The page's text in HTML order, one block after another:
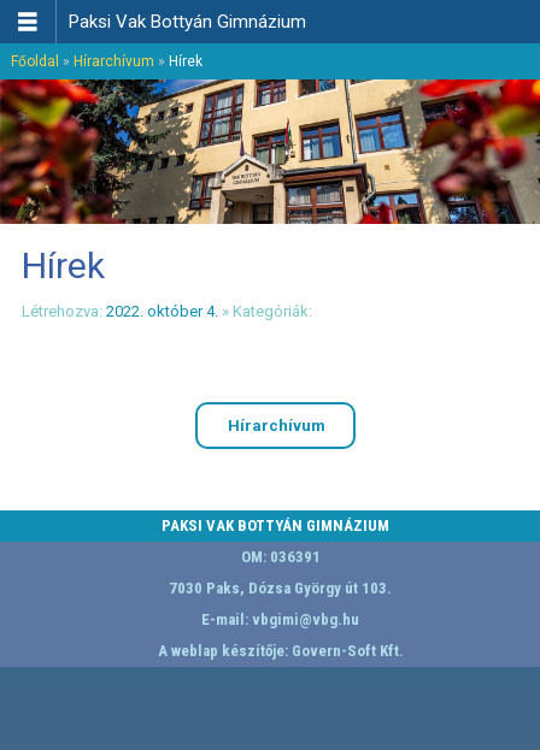
 Paksi Vak Bottyán Gimnázium
Főoldal » Hírarchívum » Hírek
Hírek
Létrehozva: 2022. október 4. » Kategóriák:
Hírarchívum
PAKSI VAK BOTTYÁN GIMNÁZIUM
OM: 036391
7030 Paks, Dózsa György út 103.
E-mail:vbgimi@vbg.hu
A weblap készítője: Govern-Soft Kft.